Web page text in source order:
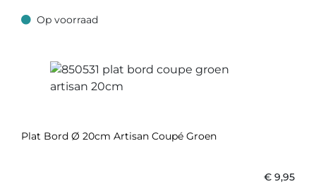
Op voorraad
Op voorraad
Plat Bord Ø 20cm Artisan Coupé Groen
€ 9,95